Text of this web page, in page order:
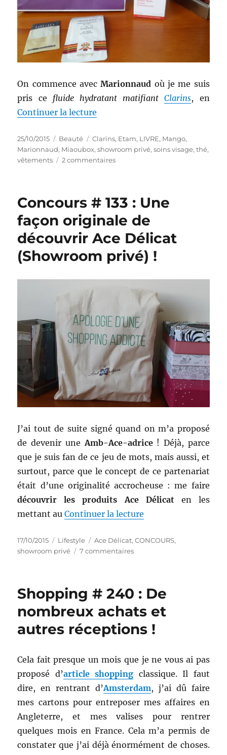
On commence avecMarionnaud où je me suis
pris ce fluide hydratant matifiantClarins, en
Continuer la lecture
Publié
le
25/10/2015 Catégories
Beauté Étiquettes
Clarins, Etam, LIVRE, Mango,
Marionnaud, Miaoubox,showroom privé,soins visage,thé,
vêtements
2 commentairessur
:
peu
de
tout
(Marionnaud,
Concours # 133 : Une
façon originale de
découvrir Ace Délicat
(Showroom privé) !
J’ai tout de suite signé quand on m’a proposé
de devenir uneAmb-Ace-adrice! Déjà, parce
que je suis fan de ce jeu de mots, mais aussi, et
surtout, parce que le concept de ce partenariat
était d’une originalité accrocheuse : me faire
découvrir les produits Ace Délicaten les
mettant auContinuer la lecture
Publié
le
17/10/2015 Catégories
Lifestyle Étiquettes
Ace Délicat,CONCOURS,
showroom privé
7 commentairessur
:
façon
originale
de
Ace
(Showroom
privé)
!
Shopping # 240 : De
nombreux achats et
autres réceptions !
Cela fait presque un mois que je ne vous ai pas
proposé d’article shopping classique. Il faut
dire, en rentrant d’Amsterdam, j’ai dû faire
mes cartons pour entreposer mes affaires en
Angleterre, et mes valises pour rentrer
quelques mois en France. Cela m’a permis de
constater que j’ai déjà énormément de choses.